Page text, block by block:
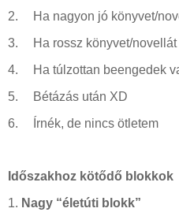
2.
Ha nagyon jó könyvet/
3.
Ha rossz könyvet/
4.
Ha túlzottan beengedek
5.
Bétázás után XD
6.
Írnék, de nincs ötletem
Időszakhoz kötődő blokkok
1. Nagy “életúti blokk”